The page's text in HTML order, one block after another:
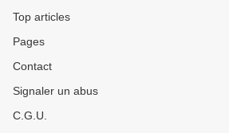
Top articles
Pages
Contact
Signaler un abus
C.G.U.